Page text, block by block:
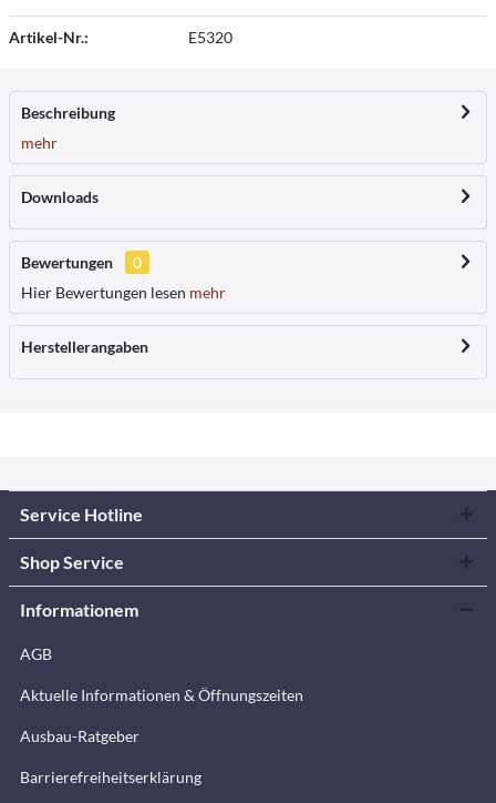
Artikel-Nr.: E5320
Beschreibung
mehr
Downloads
Bewertungen
0
Hier Bewertungen lesen mehr
Herstellerangaben
Service Hotline
Shop Service
Informationem
AGB
Aktuelle Informationen & Öffnungszeiten
Ausbau-Ratgeber
Barrierefreiheitserklärung